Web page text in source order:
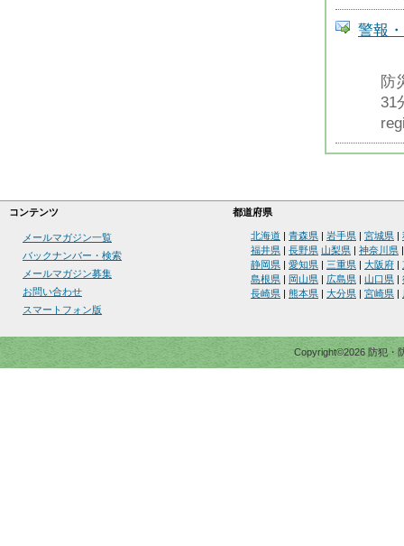
警報
防
31
コンテンツ 都道府県
メールマガジン一覧
バックナンバー・検索
メールマガジン募集
お問い合わせ
スマートフォン版
北海道 青森県 岩手県 宮城県
福井県
長野県 山梨県 神奈川県
静岡県
愛知県 三重県 大阪府
島根県
岡山県 広島県 山口県
長崎県
熊本県 大分県 宮崎県
Copyright©2026 防犯・